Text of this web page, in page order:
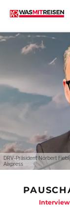
DRV-Präsident Norbert
Aixpress